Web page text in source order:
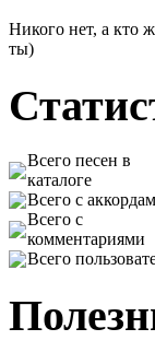
Никого нет, а кто
ты)
Всего песен в
каталоге
Всего с
Всего с
комментариями
Всего